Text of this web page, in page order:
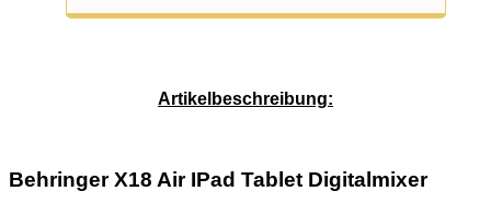
Artikelbeschreibung:
Behringer X18 Air IPad Tablet Digitalmixer